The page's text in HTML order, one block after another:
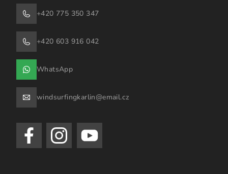
+420 775 350 347
+420 603 916 042
WhatsApp
windsurfingkarlin@email.cz